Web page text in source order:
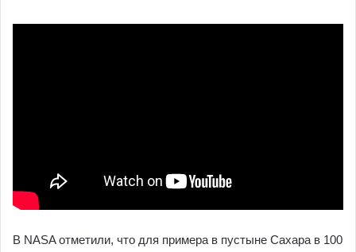
В NASA отметили, что для примера в пустыне Сахара в 100